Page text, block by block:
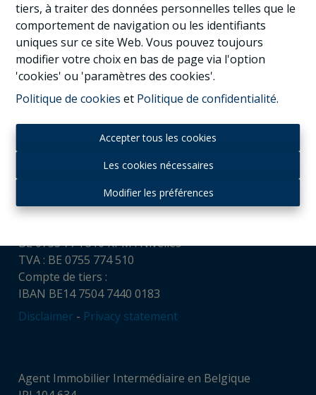
tiers, à traiter des données personnelles telles que le
comportement de navigation ou les identifiants
uniques sur ce site Web. Vous pouvez toujours
modifier votre choix en bas de page via l'option
'cookies' ou 'paramètres des cookies'.
Politique de cookies et Politique de confidentialité.
Accepter tous les cookies
Les cookies nécessaires
Modifier les préférences
Housing and Humans srl
Chaussée de Louvain, 521
Tél : + 32 (0)475 65 16 32
gvl@housingandhumans.com
BE 0755 774 510 RPM : Nivelles
TVA : BE 0755 774 510
Compte de tiers :
IBAN BE14 7504 7440 0183
Disclaimer - Privacy statement
Agent Immobilier Intermédiaire en Belgique